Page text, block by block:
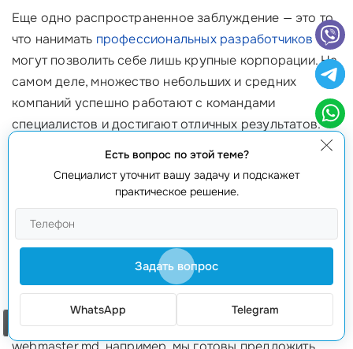
Еще одно распространенное заблуждение — это то,
что нанимать профессиональных разработчиков
могут позволить себе лишь крупные корпорации. На
самом деле, множество небольших и средних
компаний успешно работают с командами
специалистов и достигают отличных результатов.
персонажей, смог привлечь внимание инвесторов и
успешно пройти первичное размещение акций.
Факт: Доступные ставки и предложения
В мире существует огромное количество фирм,
предлагающих широкий диапазон цен на
разработкуперсонажей. В нашей компании
Есть вопрос по этой теме?
Специалист уточнит вашу задачу и подскажет
практическое решение.
Задать вопрос
WhatsApp Telegram
Заказать звонок